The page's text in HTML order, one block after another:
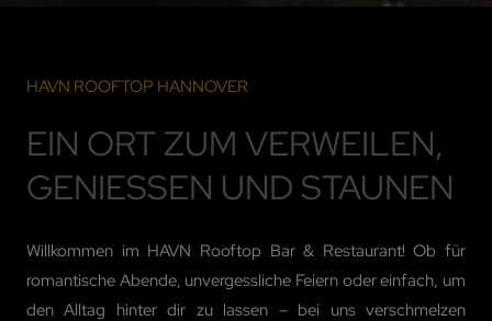
HAVN ROOFTOP HANNOVER
EIN ORT ZUM VERWEILEN,
GENIESSEN UND STAUNEN
Willkommen im HAVN Rooftop Bar & Restaurant! Ob für
romantische Abende, unvergessliche Feiern oder einfach, um
den Alltag hinter dir zu lassen – bei uns verschmelzen